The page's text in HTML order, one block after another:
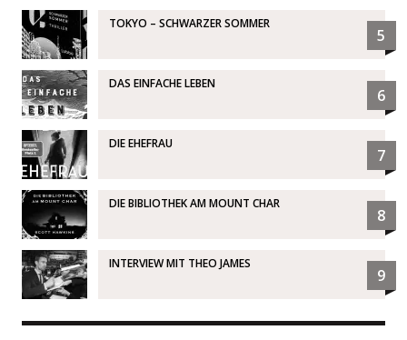
TOKYO – SCHWARZER SOMMER
5
DAS EINFACHE LEBEN
6
DIE EHEFRAU
7
DIE BIBLIOTHEK AM MOUNT CHAR
8
INTERVIEW MIT THEO JAMES
9